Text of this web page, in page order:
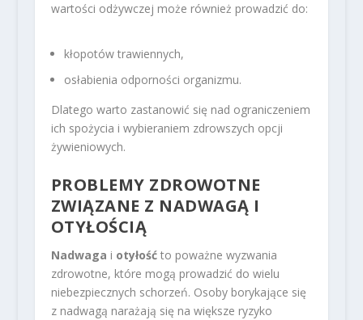
wartości odżywczej może również prowadzić do:
kłopotów trawiennych,
osłabienia odporności organizmu.
Dlatego warto zastanowić się nad ograniczeniem
ich spożycia i wybieraniem zdrowszych opcji
żywieniowych.
PROBLEMY ZDROWOTNE
ZWIĄZANE Z NADWAGĄ I
OTYŁOŚCIĄ
Nadwaga i otyłośćto poważne wyzwania
zdrowotne, które mogą prowadzić do wielu
niebezpiecznych schorzeń. Osoby borykające się
z nadwagą narażają się na większe ryzyko